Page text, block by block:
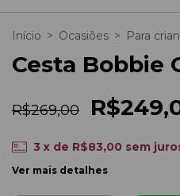
Início > Ocasiões > Para
Cesta Bobbie
R$269,00
3 x de R$83,00 sem
Ver mais detalhes